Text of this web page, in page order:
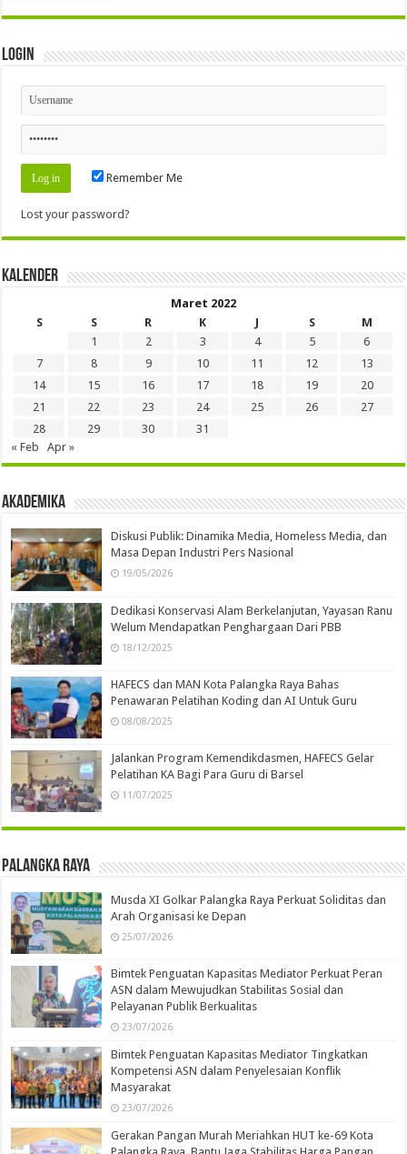
Login
Remember Me
Lost your password?
Kalender
Maret 2022
S
S R K J S
M
1
2 3 4 5
6
7
8 9 10 11 12
13
14
15 16 17 18 19
20
21
22 23 24 25 26
27
28
29 30
31
« Feb
Apr »
Akademika
Diskusi Publik: Dinamika Media, Homeless Media, dan
Masa Depan Industri Pers Nasional
19/05/2026
Dedikasi Konservasi Alam Berkelanjutan, Yayasan Ranu
Welum Mendapatkan Penghargaan Dari PBB
18/12/2025
HAFECS dan MAN Kota Palangka Raya Bahas
Penawaran Pelatihan Koding dan AI Untuk Guru
08/08/2025
Jalankan Program Kemendikdasmen, HAFECS Gelar
Pelatihan KA Bagi Para Guru di Barsel
11/07/2025
Palangka Raya
Musda XI Golkar Palangka Raya Perkuat Soliditas dan
Arah Organisasi ke Depan
25/07/2026
Bimtek Penguatan Kapasitas Mediator Perkuat Peran
ASN dalam Mewujudkan Stabilitas Sosial dan
Pelayanan Publik Berkualitas
23/07/2026
Bimtek Penguatan Kapasitas Mediator Tingkatkan
Kompetensi ASN dalam Penyelesaian Konflik
Masyarakat
23/07/2026
Gerakan Pangan Murah Meriahkan HUT ke-69 Kota